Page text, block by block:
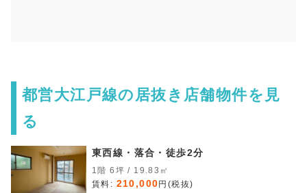
都営大江戸線の居抜き店舗物件を見
る
東西線・落合・徒歩2分
1階 6坪 / 19.83㎡
賃料: 210,000 円(税抜)